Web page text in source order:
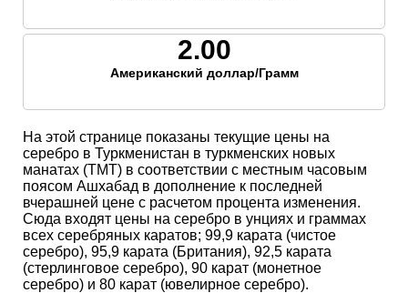
2.00
Американский доллар/Грамм
На этой странице показаны текущие цены на
серебро в Туркменистан в туркменских новых
манатах (TMT) в соответствии с местным часовым
поясом Ашхабад в дополнение к последней
вчерашней цене с расчетом процента изменения.
Сюда входят цены на серебро в унциях и граммах
всех серебряных каратов; 99,9 карата (чистое
серебро), 95,9 карата (Британия), 92,5 карата
(стерлинговое серебро), 90 карат (монетное
серебро) и 80 карат (ювелирное серебро).